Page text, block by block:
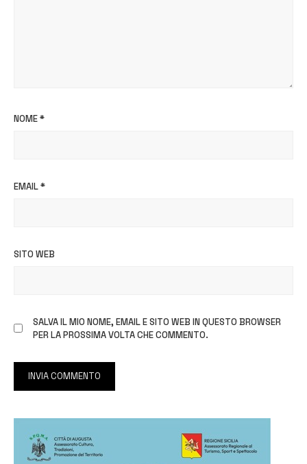
NOME*
EMAIL*
SITO WEB
SALVA IL MIO NOME, EMAIL E SITO WEB IN QUESTO BROWSER
PER LA PROSSIMA VOLTA CHE COMMENTO.